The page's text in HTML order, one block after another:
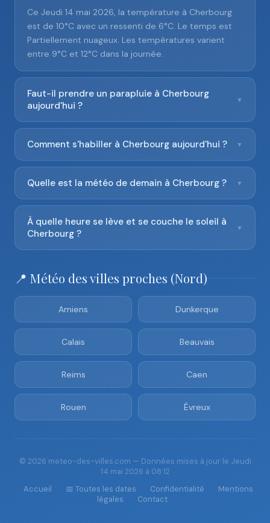
Ce Jeudi 14 mai 2026, la température à Cherbourg
est de 10°C avec un ressenti de 6°C. Le temps est
Partiellement nuageux. Les températures varient
entre 9°C et 12°C dans la journée.
Faut-il prendre un parapluie à Cherbourg
aujourd'hui ?
▼
Comment s'habiller à Cherbourg aujourd'hui ? ▼
Quelle est la météo de demain à Cherbourg ? ▼
À quelle heure se lève et se couche le soleil à
Cherbourg ?
▼
📍 Météo des villes proches (Nord)
Amiens Dunkerque
Calais Beauvais
Reims Caen
Rouen Évreux
© 2026 meteo-des-villes.com — Données mises à jour le Jeudi
14 mai 2026 à 08:12
Accueil
📅 Toutes les dates Confidentialité
Mentions
légales
Contact